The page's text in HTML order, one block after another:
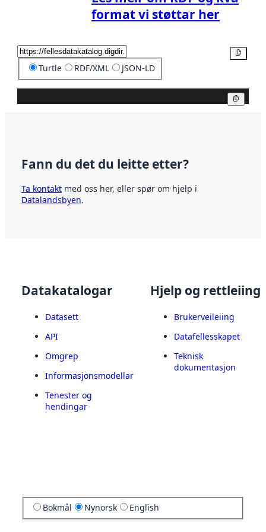
format vi støttar her
Turtle RDF/XML JSON-LD
Fann du det du leitte etter?
Ta kontakt med oss her, eller spør om hjelp i
Datalandsbyen.
Datakatalogar
Datasett
API
Omgrep
Informasjonsmodellar
Tenester og
hendingar
Hjelp og rettleiing
Brukerveileiing
Datafellesskapet
Teknisk
dokumentasjon
Bokmål Nynorsk English